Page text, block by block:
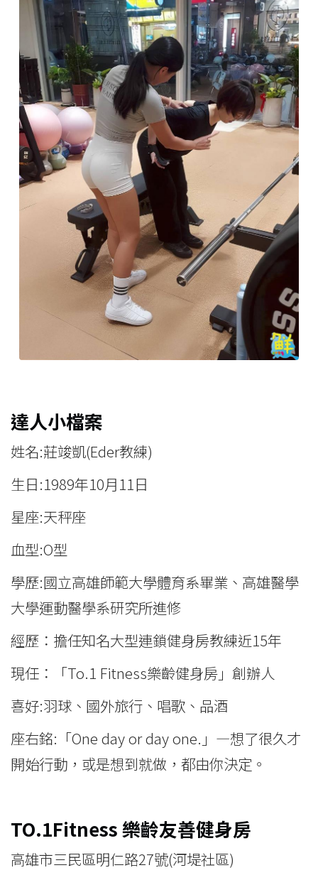
達人小檔案
姓名:莊竣凱(Eder教練)
生日:1989年10月11日
星座:天秤座
血型:O型
學歷:國立高雄師範大學體育系畢業、高雄醫學
大學運動醫學系研究所進修
經歷：擔任知名大型連鎖健身房教練近15年
現任：「To.1 Fitness樂齡健身房」創辦人
喜好:羽球、國外旅行、唱歌、品酒
座右銘:「One day or day one.」—想了很久才
開始行動，或是想到就做，都由你決定。
TO.1Fitness樂齡友善健身房
高雄市三民區明仁路27號(河堤社區)